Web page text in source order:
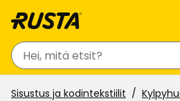
Haku
Sisustus ja kodintekstiilit